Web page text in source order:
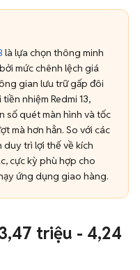
là lựa chọn thông minh
mức chênh lệch giá
gian lưu trữ gấp đôi
nhiệm Redmi 13,
số quét màn hình và tốc
mà hơn hẳn. So với các
duy trì lợi thế về kích
cực kỳ phù hợp cho
ứng dụng giao hàng.
triệu - 4,24